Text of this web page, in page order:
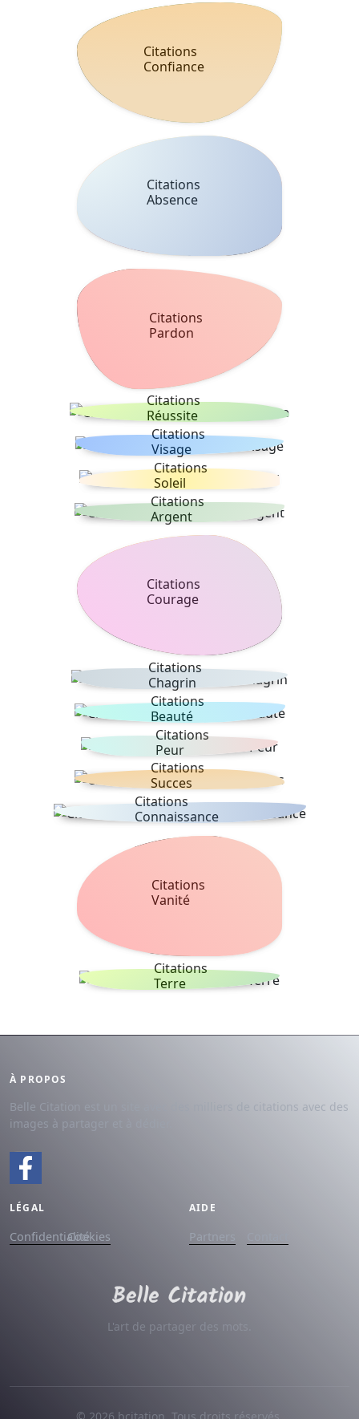
Citations
Confiance
Citations
Absence
Citations
Pardon
Citations
Réussite
Citations
Visage
Citations
Soleil
Citations
Argent
Citations
Courage
Citations
Chagrin
Citations
Beauté
Citations
Peur
Citations
Succes
Citations
Connaissance
Citations
Vanité
Citations
Terre
À PROPOS
Belle Citation est un site avec des milliers de citations avec des
images à partager et à dédier.
LÉGAL
ConfidentialitéCookies
AIDE
Partners
L'art de partager des mots.